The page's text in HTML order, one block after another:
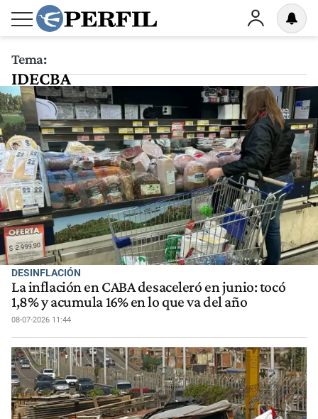
Tema:
IDECBA
DESINFLACIÓN
La inflación en CABA desaceleró en junio: tocó
1,8% y acumula 16% en lo que va del año
08-07-2026 11:44